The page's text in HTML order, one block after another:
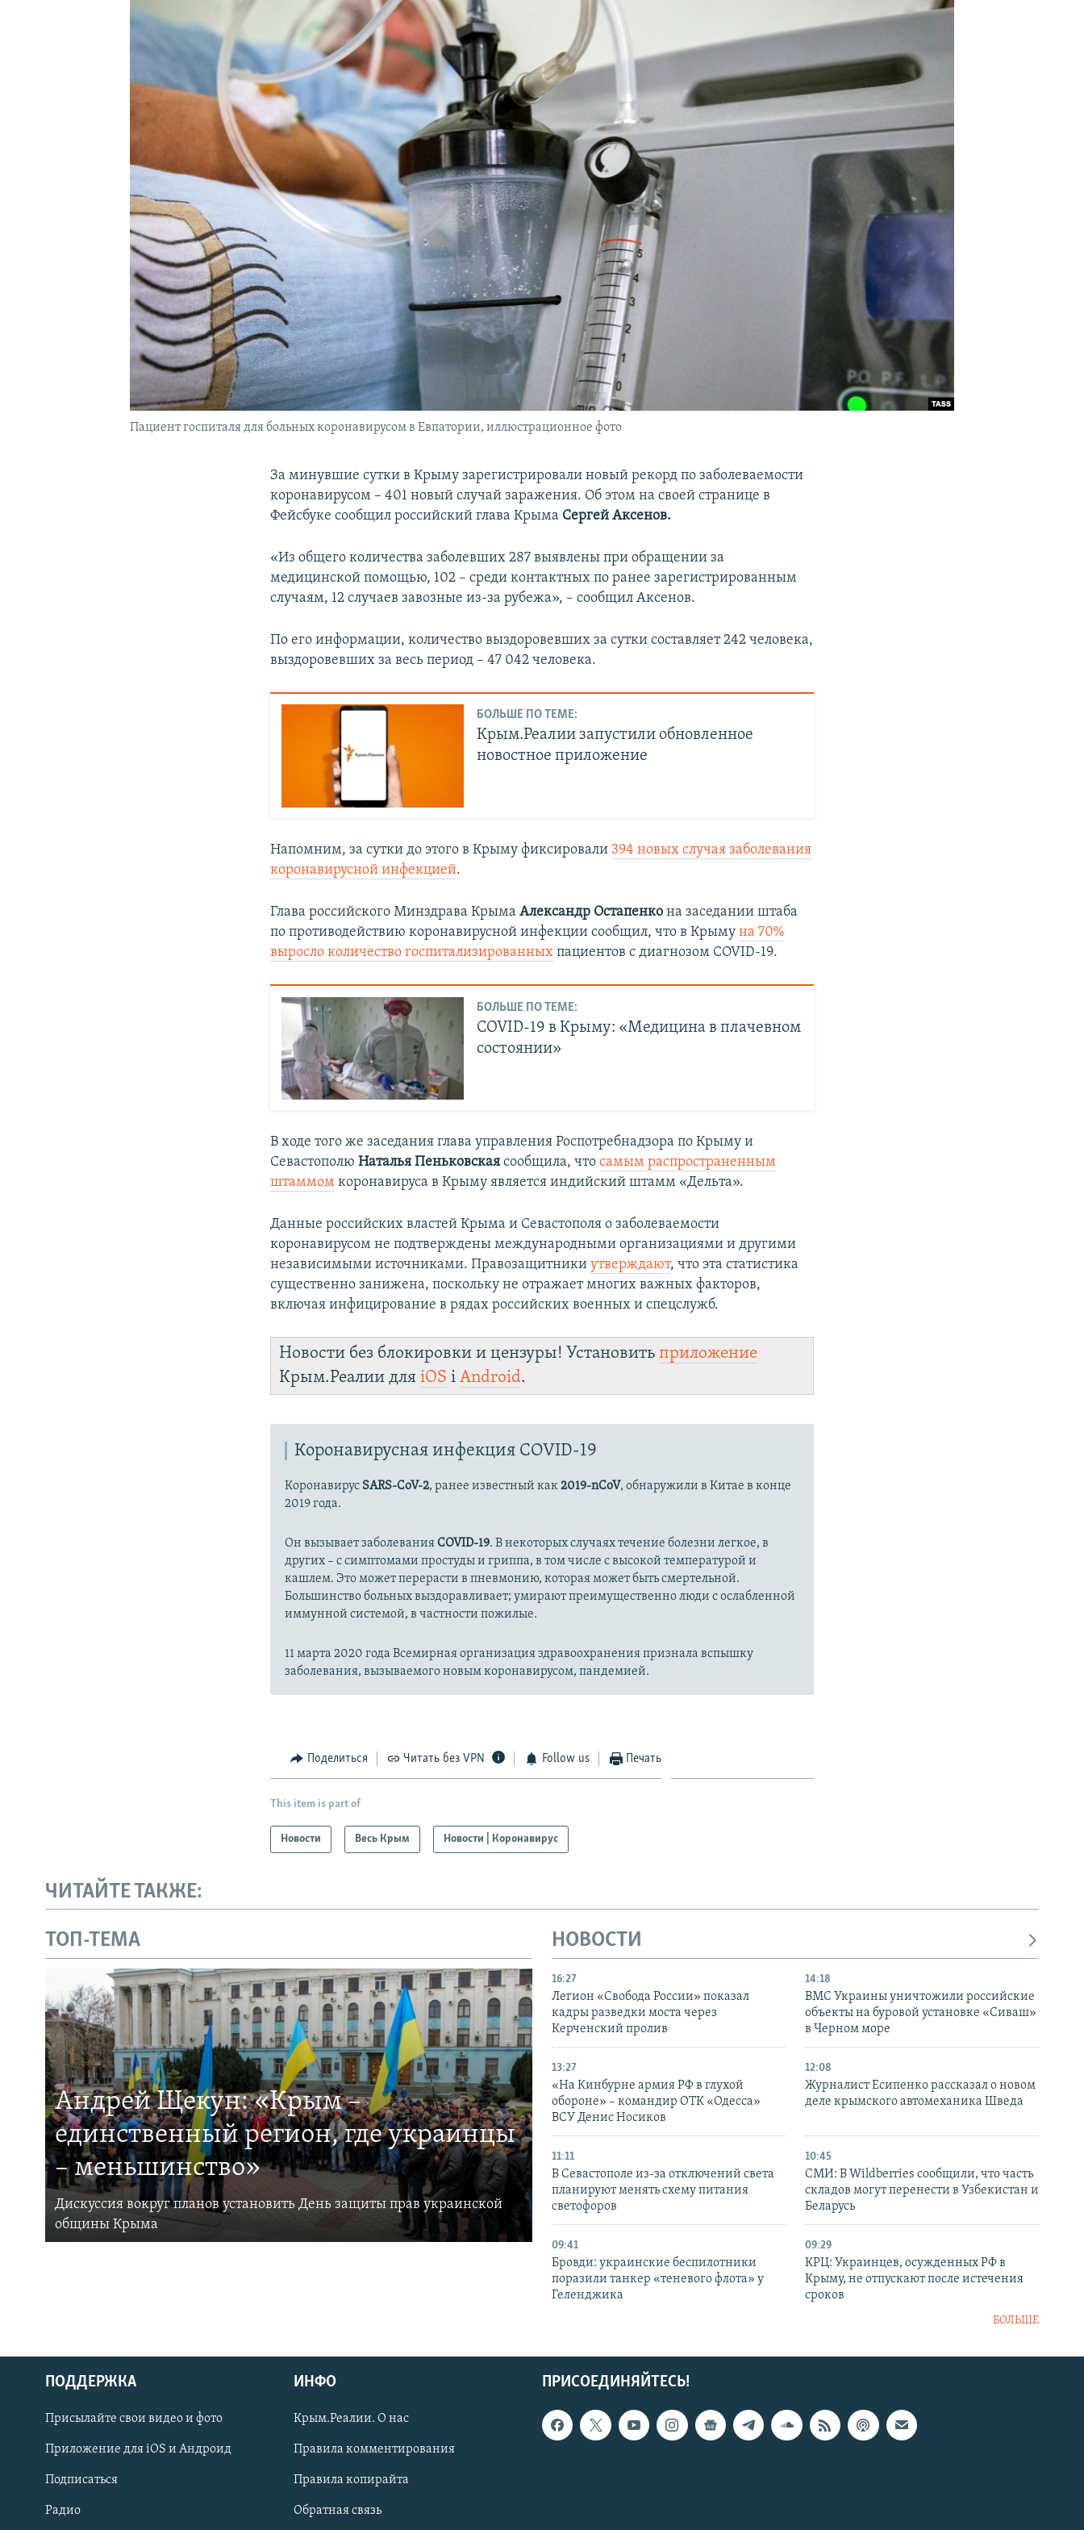
УКРАИНСКАЯ ПРОБЛЕМА КРЫМА
Українською
Qırımtatar
ПРИСОЕДИНЯЙТЕСЬ!
Пациент госпиталя для больных коронавирусом в Евпатории, иллюстрационное фото
За минувшие сутки в Крыму зарегистрировали новый рекорд по заболеваемости
коронавирусом – 401 новый случай заражения. Об этом на своей странице в
Фейсбуке сообщил российский глава Крыма Сергей Аксенов.
«Из общего количества заболевших 287 выявлены при обращении за
медицинской помощью, 102 – среди контактных по ранее зарегистрированным
случаям, 12 случаев завозные из-за рубежа», – сообщил Аксенов.
По его информации, количество выздоровевших за сутки составляет 242 человека,
выздоровевших за весь период – 47 042 человека.
БОЛЬШЕ ПО ТЕМЕ:
Крым.Реалии запустили обновленное
новостное приложение
Напомним, за сутки до этого в Крыму фиксировали 394 новых случая заболевания
коронавирусной инфекцией.
Глава российского Минздрава КрымаАлександр Остапенкона заседании штаба
по противодействию коронавирусной инфекции сообщил, что в Крымуна 70%
выросло количество госпитализированных пациентов с диагнозом COVID-19.
БОЛЬШЕ ПО ТЕМЕ:
COVID-19 в Крыму: «Медицина в плачевном
состоянии»
В ходе того же заседания глава управления Роспотребнадзора по Крыму и
Севастополю Наталья Пеньковскаясообщила, чтосамым распространенным
штаммом коронавируса в Крыму является индийский штамм «Дельта».
Данные российских властей Крыма и Севастополя о заболеваемости
коронавирусом не подтверждены международными организациями и другими
независимыми источниками. Правозащитникиутверждают, что эта статистика
существенно занижена, поскольку не отражает многих важных факторов,
включая инфицирование в рядах российских военных и спецслужб.
Новости без блокировки и цензуры! Установитьприложение
Крым.Реалии дляiOS іAndroid.
Коронавирусная инфекция COVID-19
Коронавирус SARS-CoV-2, ранее известный как2019-nCoV, обнаружили в Китае в конце
2019 года.
Он вызывает заболеванияCOVID-19. В некоторых случаях течение болезни легкое, в
других – с симптомами простуды и гриппа, в том числе с высокой температурой и
кашлем. Это может перерасти в пневмонию, которая может быть смертельной.
Большинство больных выздоравливает; умирают преимущественно люди с ослабленной
иммунной системой, в частности пожилые.
11 марта 2020 года Всемирная организация здравоохранения признала вспышку
заболевания, вызываемого новым коронавирусом, пандемией.
Поделиться Читать без VPN Follow us Печать
This item is part of
Новости Весь Крым Новости | Коронавирус
ЧИТАЙТЕ ТАКЖЕ:
ТОП-ТЕМА
Андрей Щекун: «Крым –
единственный регион, где украинцы
– меньшинство»
Дискуссия вокруг планов установить День защиты прав украинской
общины Крыма
НОВОСТИ
16:27
Легион «Свобода России» показал
кадры разведки моста через
Керченский пролив
14:18
ВМС Украины уничтожили российские
объекты на буровой установке «Сиваш»
в Черном море
13:27
«На Кинбурне армия РФ в глухой
обороне» – командир ОТК «Одесса»
ВСУ Денис Носиков
12:08
Журналист Есипенко рассказал о новом
деле крымского автомеханика Шведа
11:11
В Севастополе из-за отключений света
планируют менять схему питания
светофоров
10:45
СМИ: В Wildberries сообщили, что часть
складов могут перенести в Узбекистан и
Беларусь
09:41
Бровди: украинские беспилотники
поразили танкер «теневого флота» у
Геленджика
09:29
КРЦ: Украинцев, осужденных РФ в
Крыму, не отпускают после истечения
сроков
БОЛЬШЕ
ПРИСОЕДИНЯЙТЕСЬ!
ПОДДЕРЖКА
Присылайте свои видео и фото
Приложение для iOS и Андроид
Подписаться
Радио
ИНФО
Крым.Реалии. О нас
Правила комментирования
Правила копирайта
Обратная связь